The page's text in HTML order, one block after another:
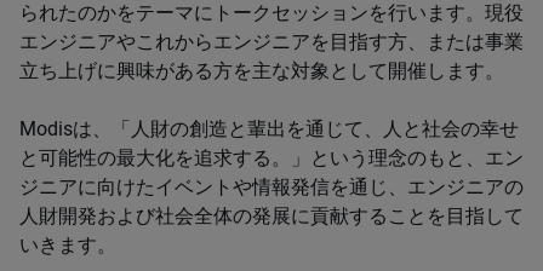
られたのかをテーマにトークセッションを行います。現役
エンジニアやこれからエンジニアを目指す方、または事業
立ち上げに興味がある方を主な対象として開催します。
Modisは、「人財の創造と輩出を通じて、人と社会の幸せ
と可能性の最大化を追求する。」という理念のもと、エン
ジニアに向けたイベントや情報発信を通じ、エンジニアの
人財開発および社会全体の発展に貢献することを目指して
いきます。